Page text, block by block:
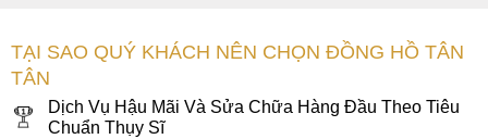
TẠI SAO QUÝ KHÁCH NÊN CHỌN ĐỒNG HỒ TÂN
TÂN
Dịch Vụ Hậu Mãi Và Sửa Chữa Hàng Đầu Theo Tiêu
Chuẩn Thụy Sĩ